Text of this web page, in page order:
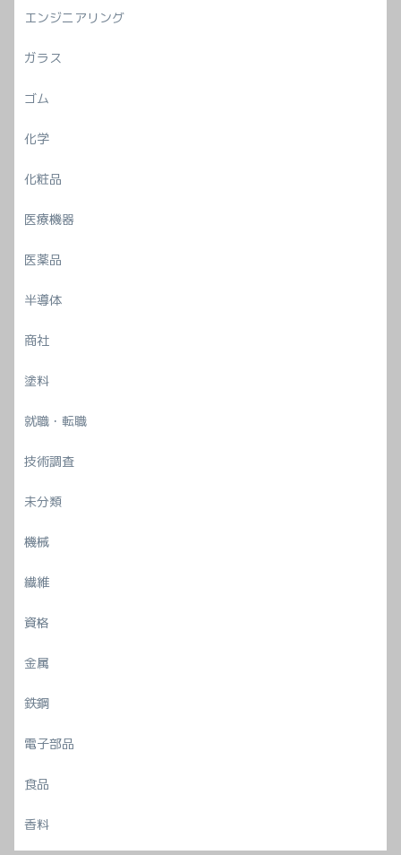
エンジニアリング
ガラス
ゴム
化学
化粧品
医療機器
医薬品
半導体
商社
塗料
就職・転職
技術調査
未分類
機械
繊維
資格
金属
鉄鋼
電子部品
食品
香料